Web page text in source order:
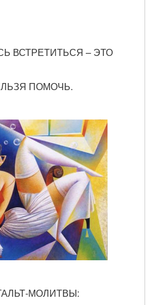
ВСТРЕТИТЬСЯ – ЭТО
ПОМОЧЬ.
МОЛИТВЫ: